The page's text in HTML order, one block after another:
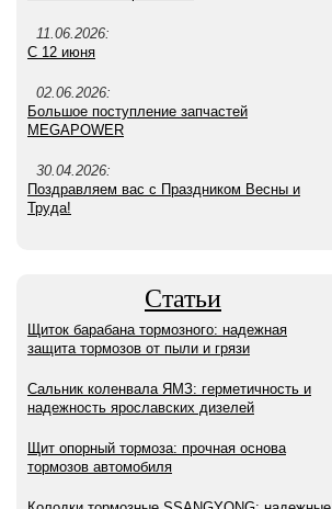
11.06.2026:
С 12 июня
02.06.2026:
Большое поступление запчастей
MEGAPOWER
30.04.2026:
Поздравляем вас с Праздником Весны и
Труда!
Статьи
Щиток барабана тормозного: надежная
защита тормозов от пыли и грязи
Сальник коленвала ЯМЗ: герметичность и
надежность ярославских дизелей
Щит опорный тормоза: прочная основа
тормозов автомобиля